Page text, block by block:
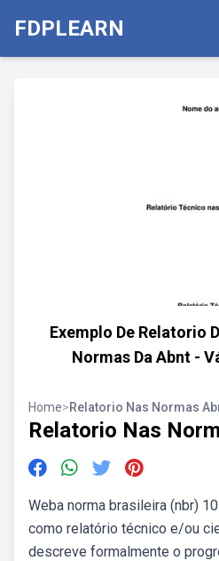
FDPLEARN
Exemplo De Relatorio
Normas Da Abnt -
Home>Relatorio Nas Normas
Relatorio Nas
Weba norma brasileira (nbr)
como relatório técnico e/ou
descreve formalmente o